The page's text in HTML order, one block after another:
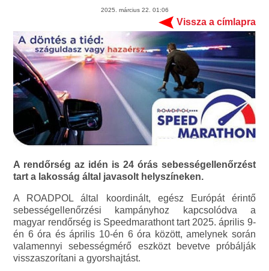
2025. március 22. 01:06
Vissza a címlapra
A rendőrség az idén is 24 órás sebességellenőrzést
tart a lakosság által javasolt helyszíneken.
A ROADPOL által koordinált, egész Európát érintő
sebességellenőrzési kampányhoz kapcsolódva a
magyar rendőrség is Speedmarathont tart 2025. április 9-
én 6 óra és április 10-én 6 óra között, amelynek során
valamennyi sebességmérő eszközt bevetve próbálják
visszaszorítani a gyorshajtást.